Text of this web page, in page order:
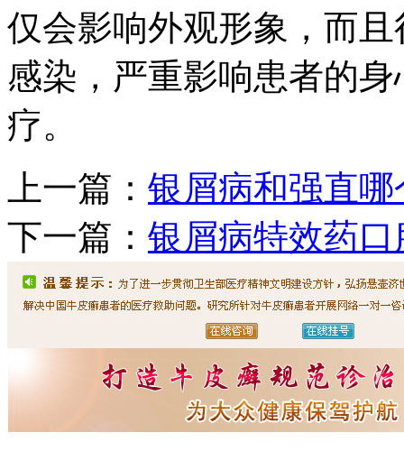
仅会影响外观形象，而
感染，严重影响患者的
疗。
上一篇： 银屑病和强直哪
下一篇： 银屑病特效药口